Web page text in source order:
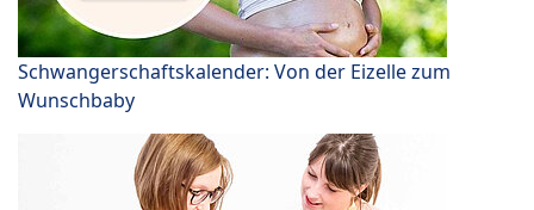
Schwangerschaftskalender: Von der Eizelle zum
Wunschbaby